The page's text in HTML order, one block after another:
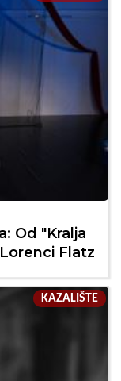
Od "Kralja
Flatz
KAZALIŠTE